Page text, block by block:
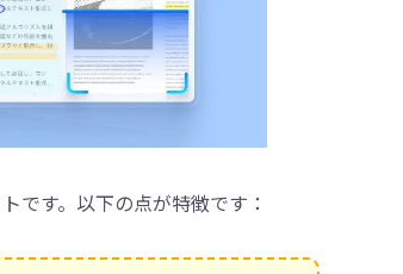
です。以下の点が特徴です：